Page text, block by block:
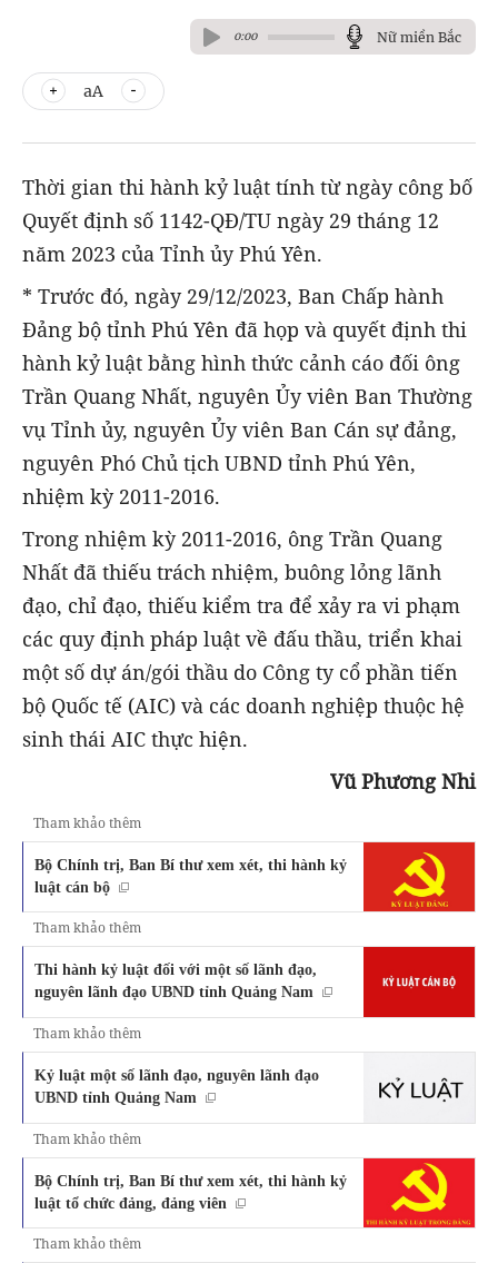
0:00 Nữ miền Bắc
aA
Thời gian thi hành kỷ luật tính từ ngày công bố
Quyết định số 1142-QĐ/TU ngày 29 tháng 12
năm 2023 của Tỉnh ủy Phú Yên.
* Trước đó, ngày 29/12/2023, Ban Chấp hành
Đảng bộ tỉnh Phú Yên đã họp và quyết định thi
hành kỷ luật bằng hình thức cảnh cáo đối ông
Trần Quang Nhất, nguyên Ủy viên Ban Thường
vụ Tỉnh ủy, nguyên Ủy viên Ban Cán sự đảng,
nguyên Phó Chủ tịch UBND tỉnh Phú Yên,
nhiệm kỳ 2011-2016.
Trong nhiệm kỳ 2011-2016, ông Trần Quang
Nhất đã thiếu trách nhiệm, buông lỏng lãnh
đạo, chỉ đạo, thiếu kiểm tra để xảy ra vi phạm
các quy định pháp luật về đấu thầu, triển khai
một số dự án/gói thầu do Công ty cổ phần tiến
bộ Quốc tế (AIC) và các doanh nghiệp thuộc hệ
sinh thái AIC thực hiện.
Vũ Phương Nhi
Tham khảo thêm
Bộ Chính trị, Ban Bí thư xem xét, thi hành kỷ
luật cán bộ
Tham khảo thêm
Thi hành kỷ luật đối với một số lãnh đạo,
nguyên lãnh đạo UBND tỉnh Quảng Nam
Tham khảo thêm
Kỷ luật một số lãnh đạo, nguyên lãnh đạo
UBND tỉnh Quảng Nam
Tham khảo thêm
Bộ Chính trị, Ban Bí thư xem xét, thi hành kỷ
luật tổ chức đảng, đảng viên
Tham khảo thêm